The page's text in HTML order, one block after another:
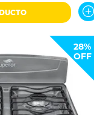
28%
OFF